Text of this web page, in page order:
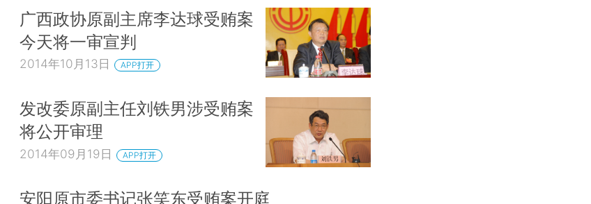
广西政协原副主席李达球受贿案
今天将一审宣判
2014年10月13日 APP打开
发改委原副主任刘铁男涉受贿案
将公开审理
2014年09月19日 APP打开
安阳原市委书记张笑东受贿案开庭